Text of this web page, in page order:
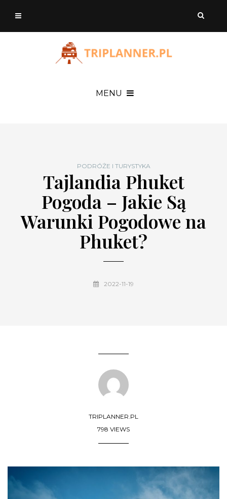
MENU
PODRÓŻE I TURYSTYKA
Tajlandia Phuket
Pogoda – Jakie Są
Warunki Pogodowe na
Phuket?
2022-11-19
TRIPLANNER.PL
798 VIEWS